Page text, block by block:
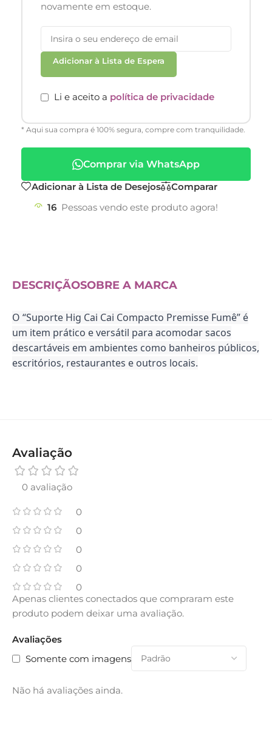
novamente em estoque.
Adicionar à Lista de Espera
Li e aceito a política de privacidade
* Aqui sua compra é 100% segura, compre com tranquilidade.
Comprar via WhatsApp
Adicionar à Lista de Desejos
Comparar
16 Pessoas vendo este produto agora!
DESCRIÇÃOSOBRE A MARCA
O “Suporte Hig Cai Cai Compacto Premisse Fumê” é
um item prático e versátil para acomodar sacos
descartáveis em ambientes como banheiros públicos,
escritórios, restaurantes e outros locais.
Avaliação
0 avaliação
0
0
0
0
0
Avaliações
Somente com imagens
Não há avaliações ainda.
Apenas clientes conectados que compraram este
produto podem deixar uma avaliação.